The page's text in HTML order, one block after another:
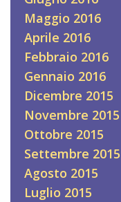
Maggio 2016
Aprile 2016
Febbraio 2016
Gennaio 2016
Dicembre 2015
Novembre 2015
Ottobre 2015
Settembre 2015
Agosto 2015
Luglio 2015